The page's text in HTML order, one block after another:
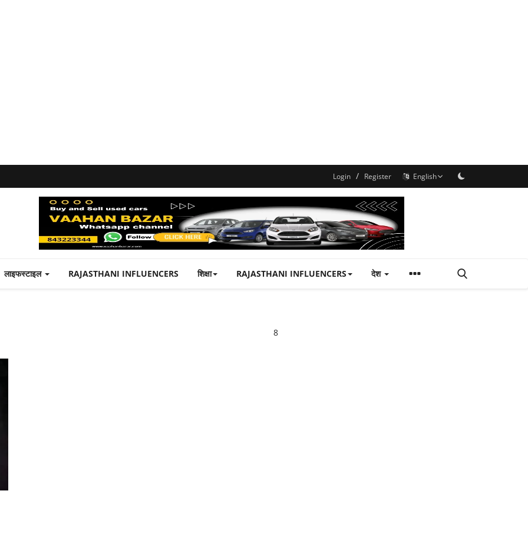
Login / Register English
लाइफस्टाइल RAJASTHANI INFLUENCERS शिक्षा RAJASTHANI INFLUENCERS देश
8